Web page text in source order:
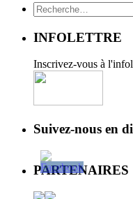
Rechercher :
INFOLETTRE
Inscrivez-vous à
Suivez-nous en
PARTENAIRES